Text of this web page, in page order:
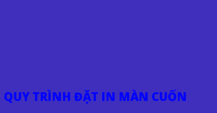
QUY TRÌNH ĐẶT IN MÀN CUỐN